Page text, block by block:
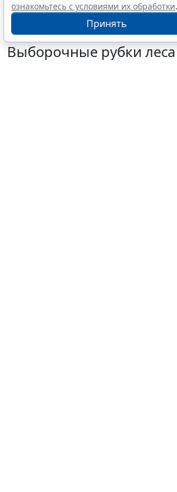
Выборочные рубки
ознакомьтесь с условиями их обработки.
Принять